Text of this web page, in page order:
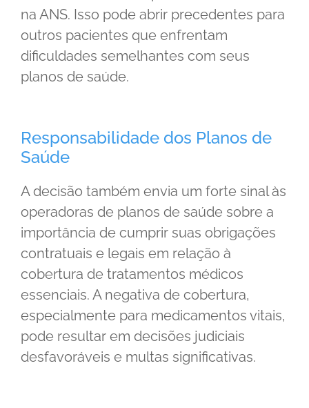
na ANS. Isso pode abrir precedentes para
outros pacientes que enfrentam
dificuldades semelhantes com seus
planos de saúde.
Responsabilidade dos Planos de
Saúde
A decisão também envia um forte sinal às
operadoras de planos de saúde sobre a
importância de cumprir suas obrigações
contratuais e legais em relação à
cobertura de tratamentos médicos
essenciais. A negativa de cobertura,
especialmente para medicamentos vitais,
pode resultar em decisões judiciais
desfavoráveis e multas significativas.